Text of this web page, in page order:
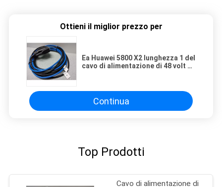
Ottieni il miglior prezzo per
Ea Huawei 5800 X2 lunghezza 1 del
cavo di alimentazione di 48 volt 2
Continua
Top Prodotti
Cavo di alimentazione di